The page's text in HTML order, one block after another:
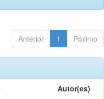
Anterior 1 Póximo
Autor(es)